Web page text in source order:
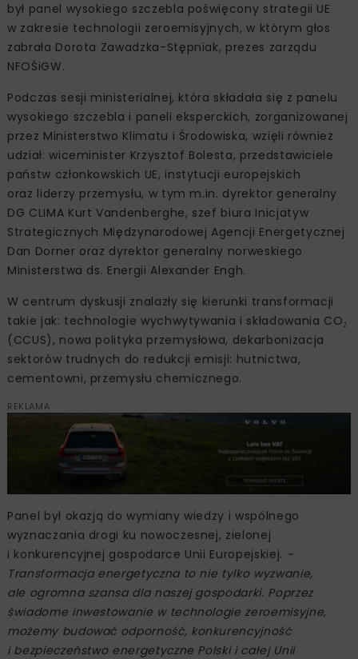
był panel wysokiego szczebla poświęcony strategii UE
w zakresie technologii zeroemisyjnych, w którym głos
zabrała Dorota Zawadzka-Stępniak, prezes zarządu
NFOŚiGW.
Podczas sesji ministerialnej, która składała się z panelu
wysokiego szczebla i paneli eksperckich, zorganizowanej
przez Ministerstwo Klimatu i Środowiska, wzięli również
udział: wiceminister Krzysztof Bolesta, przedstawiciele
państw członkowskich UE, instytucji europejskich
oraz liderzy przemysłu, w tym m.in. dyrektor generalny
DG CLIMA Kurt Vandenberghe, szef biura Inicjatyw
Strategicznych Międzynarodowej Agencji Energetycznej
Dan Dorner oraz dyrektor generalny norweskiego
Ministerstwa ds. Energii Alexander Engh.
W centrum dyskusji znalazły się kierunki transformacji
takie jak: technologie wychwytywania i składowania CO₂
(CCUS), nowa polityka przemysłowa, dekarbonizacja
sektorów trudnych do redukcji emisji: hutnictwa,
cementowni, przemysłu chemicznego.
REKLAMA
Panel był okazją do wymiany wiedzy i wspólnego
wyznaczania drogi ku nowoczesnej, zielonej
i konkurencyjnej gospodarce Unii Europejskiej. -
Transformacja energetyczna to nie tylko wyzwanie,
ale ogromna szansa dla naszej gospodarki. Poprzez
świadome inwestowanie w technologie zeroemisyjne,
możemy budować odporność, konkurencyjność
i bezpieczeństwo energetyczne Polski i całej Unii